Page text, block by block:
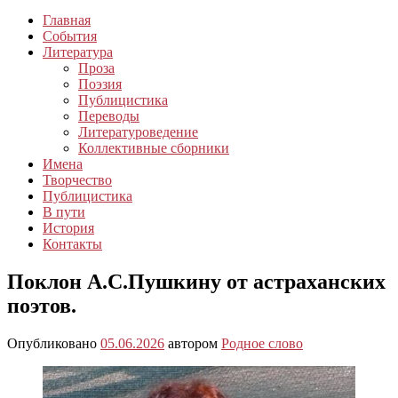
Главная
События
Литература
Проза
Поэзия
Публицистика
Переводы
Литературоведение
Коллективные сборники
Имена
Творчество
Публицистика
В пути
История
Контакты
Поклон А.С.Пушкину от астраханских
поэтов.
Опубликовано 05.06.2026 автором Родное слово